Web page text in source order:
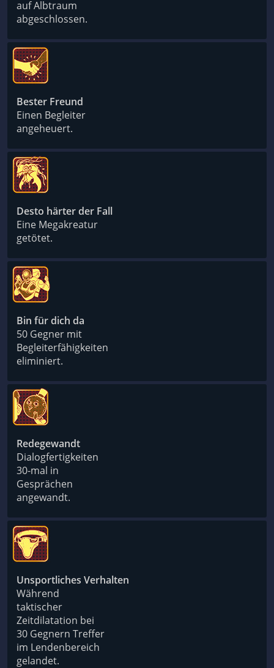
auf Albtraum
abgeschlossen.
Bester Freund
Einen Begleiter
angeheuert.
Desto härter der Fall
Eine Megakreatur
getötet.
Bin für dich da
50 Gegner mit
Begleiterfähigkeiten
eliminiert.
Redegewandt
Dialogfertigkeiten
30-mal in
Gesprächen
angewandt.
Unsportliches Verhalten
Während
taktischer
Zeitdilatation bei
30 Gegnern Treffer
im Lendenbereich
gelandet.